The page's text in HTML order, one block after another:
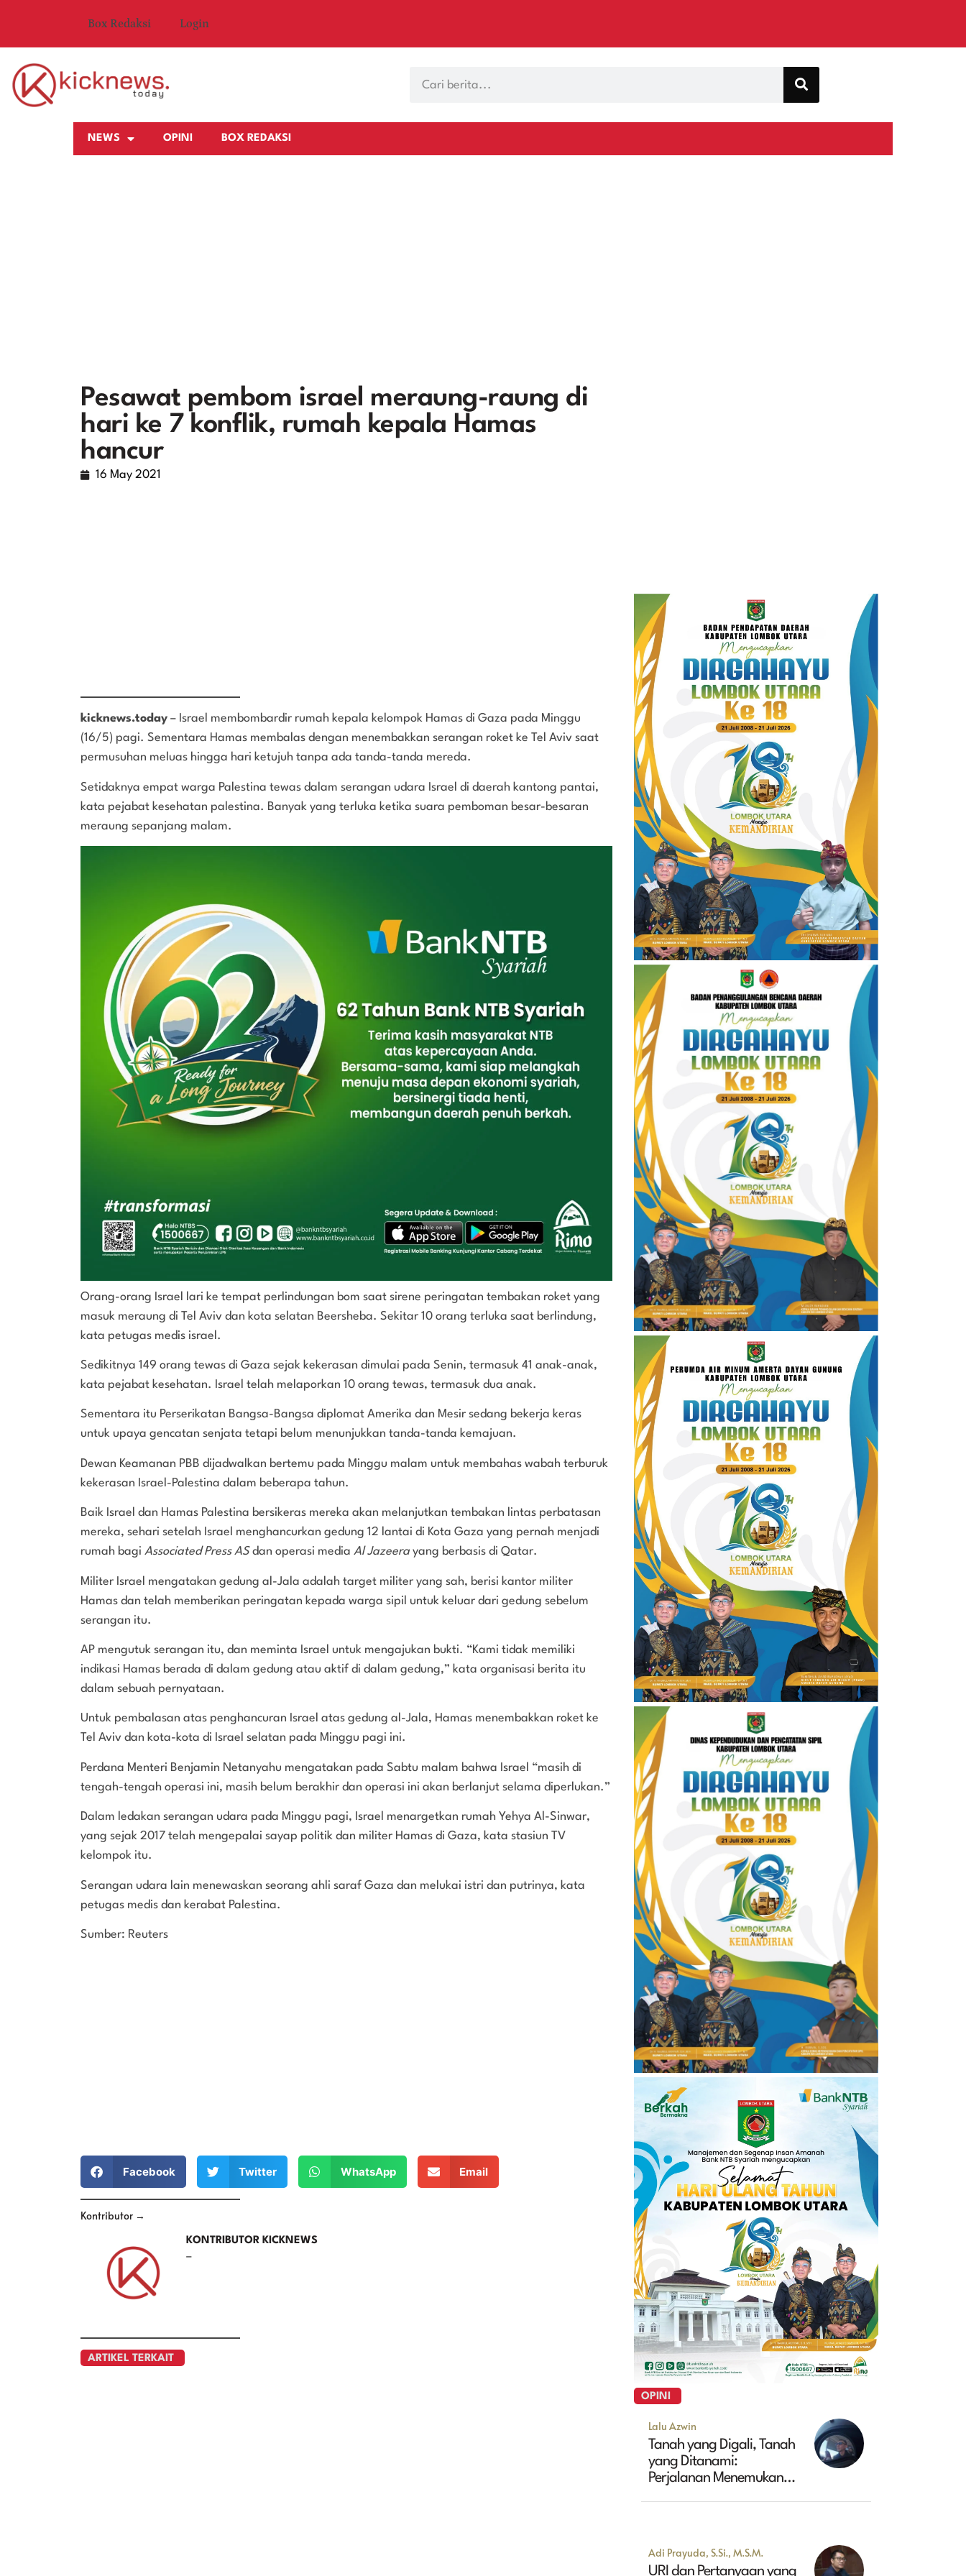
Box Redaksi Login
NEWS OPINI BOX REDAKSI
Pesawat pembom israel meraung-raung di
hari ke 7 konflik, rumah kepala Hamas
hancur
16 May 2021
kicknews.today – Israel membombardir rumah kepala kelompok Hamas di Gaza pada Minggu
(16/5) pagi. Sementara Hamas membalas dengan menembakkan serangan roket ke Tel Aviv saat
permusuhan meluas hingga hari ketujuh tanpa ada tanda-tanda mereda.
Setidaknya empat warga Palestina tewas dalam serangan udara Israel di daerah kantong pantai,
kata pejabat kesehatan palestina. Banyak yang terluka ketika suara pemboman besar-besaran
meraung sepanjang malam.
Orang-orang Israel lari ke tempat perlindungan bom saat sirene peringatan tembakan roket yang
masuk meraung di Tel Aviv dan kota selatan Beersheba. Sekitar 10 orang terluka saat berlindung,
kata petugas medis israel.
Sedikitnya 149 orang tewas di Gaza sejak kekerasan dimulai pada Senin, termasuk 41 anak-anak,
kata pejabat kesehatan. Israel telah melaporkan 10 orang tewas, termasuk dua anak.
Sementara itu Perserikatan Bangsa-Bangsa diplomat Amerika dan Mesir sedang bekerja keras
untuk upaya gencatan senjata tetapi belum menunjukkan tanda-tanda kemajuan.
Dewan Keamanan PBB dijadwalkan bertemu pada Minggu malam untuk membahas wabah terburuk
kekerasan Israel-Palestina dalam beberapa tahun.
Baik Israel dan Hamas Palestina bersikeras mereka akan melanjutkan tembakan lintas perbatasan
mereka, sehari setelah Israel menghancurkan gedung 12 lantai di Kota Gaza yang pernah menjadi
rumah bagi Associated Press ASdan operasi media Al Jazeera yang berbasis di Qatar.
Militer Israel mengatakan gedung al-Jala adalah target militer yang sah, berisi kantor militer
Hamas dan telah memberikan peringatan kepada warga sipil untuk keluar dari gedung sebelum
serangan itu.
AP mengutuk serangan itu, dan meminta Israel untuk mengajukan bukti. “Kami tidak memiliki
indikasi Hamas berada di dalam gedung atau aktif di dalam gedung,” kata organisasi berita itu
dalam sebuah pernyataan.
Untuk pembalasan atas penghancuran Israel atas gedung al-Jala, Hamas menembakkan roket ke
Tel Aviv dan kota-kota di Israel selatan pada Minggu pagi ini.
Perdana Menteri Benjamin Netanyahu mengatakan pada Sabtu malam bahwa Israel “masih di
tengah-tengah operasi ini, masih belum berakhir dan operasi ini akan berlanjut selama diperlukan.”
Dalam ledakan serangan udara pada Minggu pagi, Israel menargetkan rumah Yehya Al-Sinwar,
yang sejak 2017 telah mengepalai sayap politik dan militer Hamas di Gaza, kata stasiun TV
kelompok itu.
Serangan udara lain menewaskan seorang ahli saraf Gaza dan melukai istri dan putrinya, kata
petugas medis dan kerabat Palestina.
Sumber: Reuters
Facebook Twitter WhatsApp Email
Kontributor →
KONTRIBUTOR KICKNEWS
–
ARTIKEL TERKAIT
OPINI
Lalu Azwin
Tanah yang Digali, Tanah
yang Ditanami:
Perjalanan Menemukan
Adi Prayuda, S.Si., M.S.M.
URI dan Pertanyaan yang